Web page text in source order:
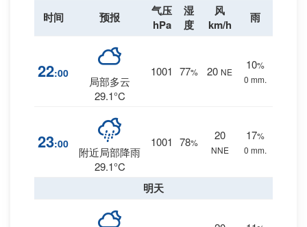
时间 预报
气压
hPa
湿
度
风
km/h
雨
22:00
局部多云
29.1°C
1001 77% 20 NE
10%
0 mm.
23:00
附近局部降雨
29.1°C
1001 78%
20
NNE
17%
0 mm.
明天